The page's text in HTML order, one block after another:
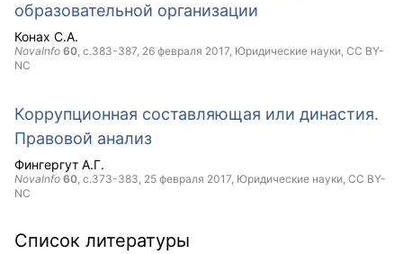
образовательной организации
Конах С.А.
NovaInfo 60, с.383-387, 26 февраля 2017, Юридические науки, CC BY-
NC
Коррупционная составляющая или династия.
Правовой анализ
Фингергут А.Г.
NovaInfo 60, с.373-383, 25 февраля 2017, Юридические науки, CC BY-
NC
Список литературы